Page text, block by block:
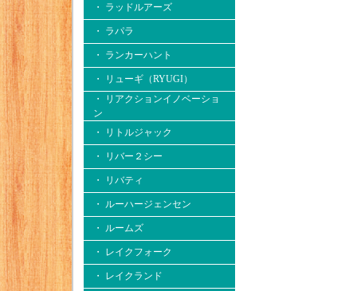
・ ラッドルアーズ
・ ラパラ
・ ランカーハント
・ リューギ（RYUGI）
・ リアクションイノベーショ
ン
・ リトルジャック
・ リバー２シー
・ リバティ
・ ルーハージェンセン
・ ルームズ
・ レイクフォーク
・ レイクランド